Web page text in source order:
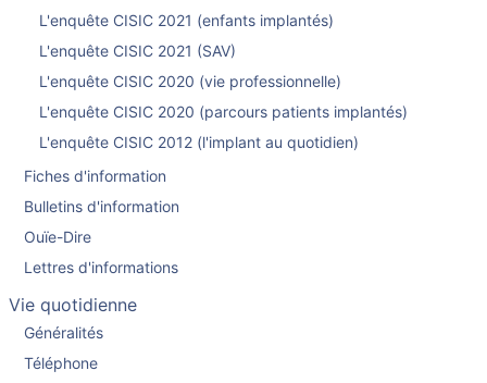
L'enquête CISIC 2021 (enfants implantés)
L'enquête CISIC 2021 (SAV)
L'enquête CISIC 2020 (vie professionnelle)
L'enquête CISIC 2020 (parcours patients implantés)
L'enquête CISIC 2012 (l'implant au quotidien)
Fiches d'information
Bulletins d'information
Ouïe-Dire
Lettres d'informations
Vie quotidienne
Généralités
Téléphone